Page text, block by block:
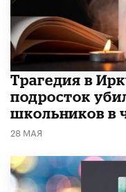
Трагедия в
подросток
школьников в
28 МАЯ